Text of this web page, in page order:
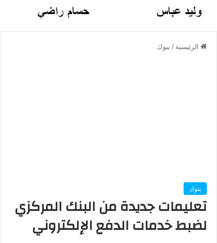
الرئيسية / بنوك
بنوك
تعليمات جديدة من البنك المركزي
لضبط خدمات الدفع الإلكتروني